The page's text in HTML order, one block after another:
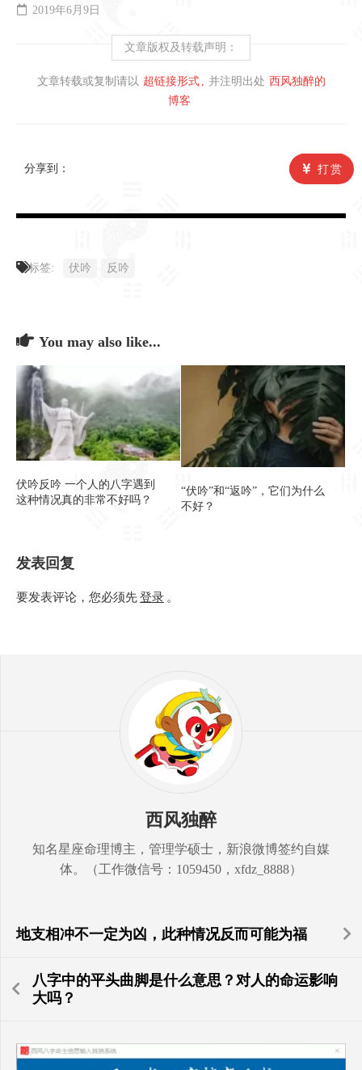
2019年6月9日
文章版权及转载声明：
文章转载或复制请以 超链接形式 并注明出处 西风独醉的
博客
分享到： 打赏
标签: 伏吟 反吟
You may also like...
伏吟反吟 一个人的八字遇到
这种情况真的非常不好吗？
“伏吟”和“返吟”，它们为什么
不好？
发表回复
要发表评论，您必须先登录 。
西风独醉
知名星座命理博主，管理学硕士，新浪微博签约自媒
体。（工作微信号：1059450，xfdz_8888）
地支相冲不一定为凶，此种情况反而可能为福
八字中的平头曲脚是什么意思？对人的命运影响
大吗？